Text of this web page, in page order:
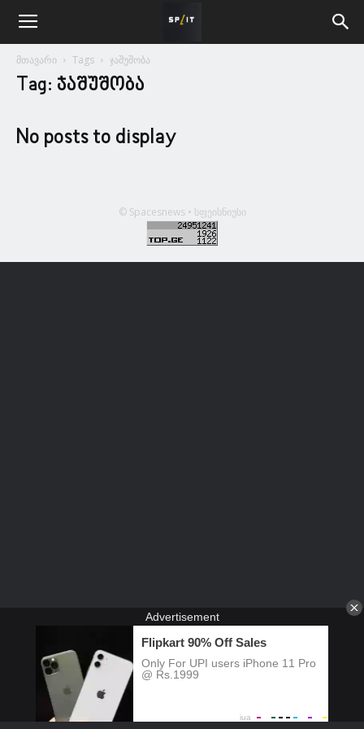
მთავარი Tags ჯაშუშობა
Tag: ჯაშუშობა
No posts to display
© Spacesnews • სფეისნიუსი